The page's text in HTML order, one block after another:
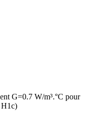
G=0.7 W/m³.°C pour
H1c)